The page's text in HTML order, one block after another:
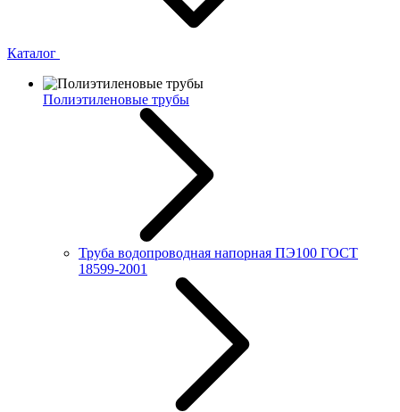
Каталог
Полиэтиленовые трубы
Труба водопроводная напорная ПЭ100 ГОСТ
18599-2001